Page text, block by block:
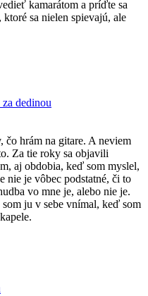
kamarátom a príďte sa
sa nielen spievajú, ale
za dedinou
čo hrám na gitare. A neviem
Za tie roky sa objavili
aj obdobia, keď som myslel,
nie je vôbec podstatné, či to
vo mne je, alebo nie je.
ju v sebe vnímal, keď som